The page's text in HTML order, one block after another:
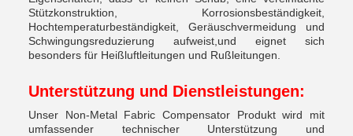
Stützkonstruktion, Korrosionsbeständigkeit,
Hochtemperaturbeständigkeit, Geräuschvermeidung und
Schwingungsreduzierung aufweist,und eignet sich
besonders für Heißluftleitungen und Rußleitungen.
Unterstützung und Dienstleistungen:
Unser Non-Metal Fabric Compensator Produkt wird mit
umfassender technischer Unterstützung und